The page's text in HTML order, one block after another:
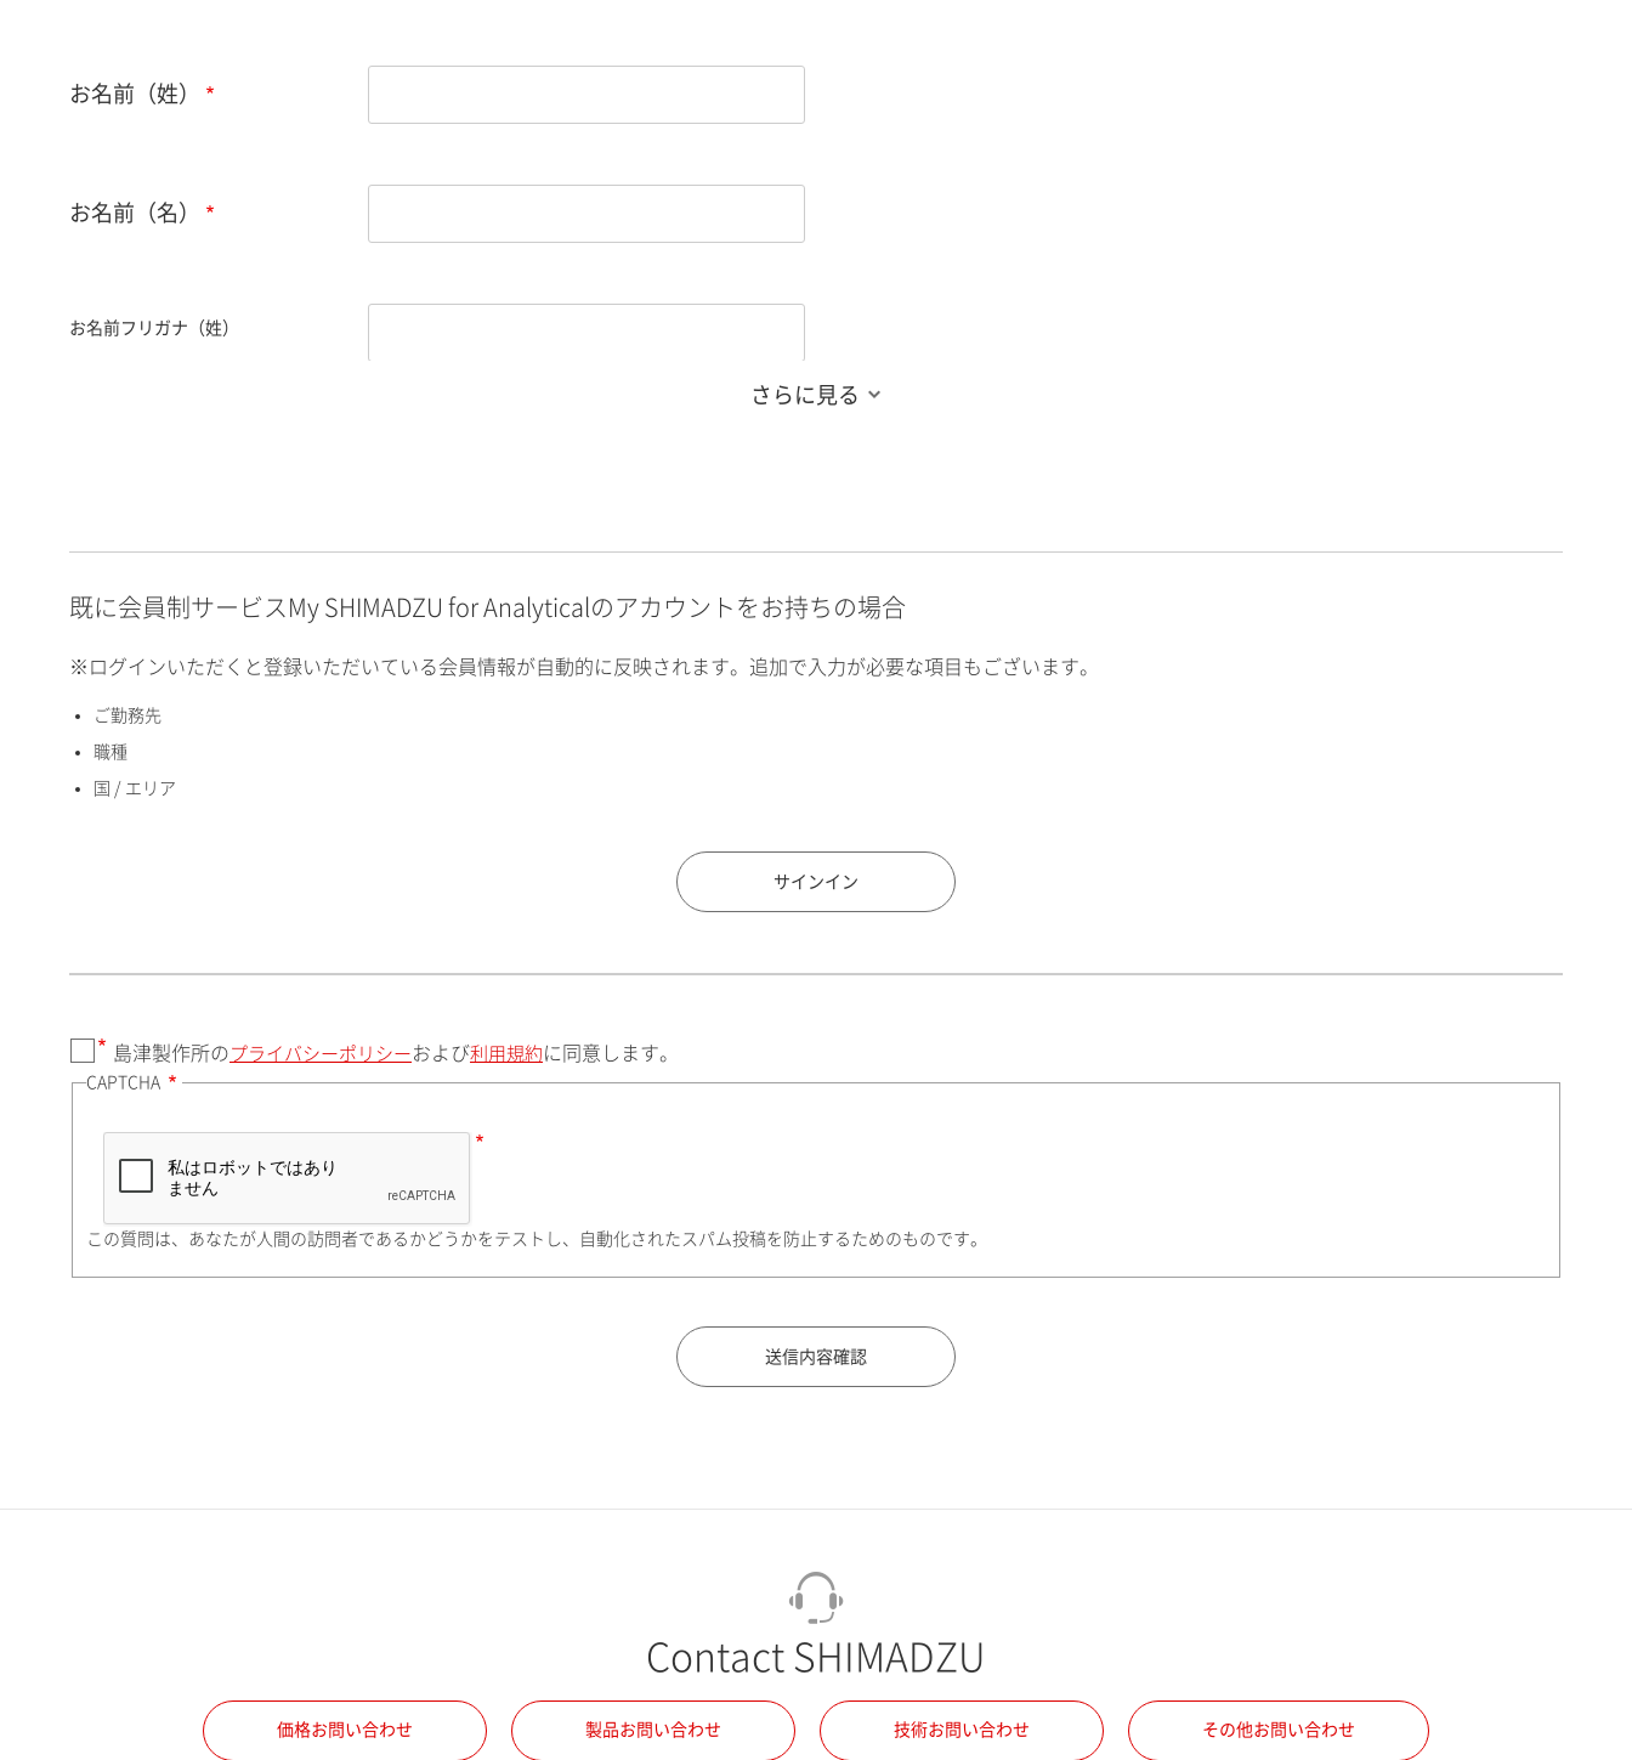
お名前（姓）
お名前（名）
お名前フリガナ（姓）
英数）
国 / エリア
住所検索
町名・番地（勤務先）
さらに見る
既に会員制サービスMy SHIMADZU for Analyticalのアカウントをお持ちの場合
※ログインいただくと登録いただいている会員情報が自動的に反映されます。追加で入力が必要な項目もございます。
ご勤務先
職種
国 / エリア
サインイン
島津製作所の プライバシーポリシー および利用規約 に同意します。
CAPTCHA
この質問は、あなたが人間の訪問者であるかどうかをテストし、自動化されたスパム投稿を防止するためのものです。
Contact SHIMADZU
価格お問い合わせ 製品お問い合わせ 技術お問い合わせ その他お問い合わせ